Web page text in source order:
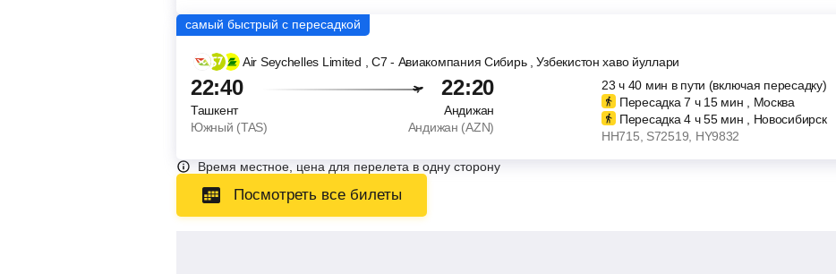
Air Seychelles Limited , С7 - Авиакомпания Сибирь , Узбекистон хаво йуллари
22:40 22:20
Ташкент
Андижан
Южный (TAS)
Андижан (AZN)
23ч40 мин в пути (включая пересадку)
Пересадка 7 ч15 мин , Москва
Пересадка 4 ч55 мин , Новосибирск
HH715 , S72519 , HY9832
Время местное, цена для перелета в одну сторону
Посмотреть все билеты